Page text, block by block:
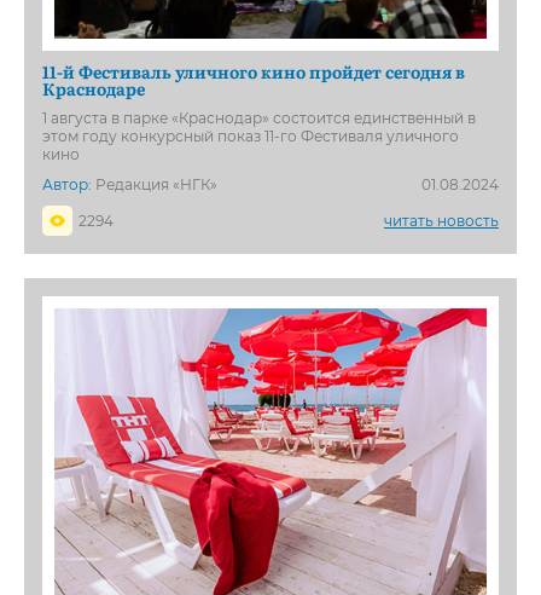
11-й Фестиваль уличного кино пройдет сегодня в
Краснодаре
1 августа в парке «Краснодар» состоится единственный в
этом году конкурсный показ 11-го Фестиваля уличного
кино
Автор: Редакция «НГК»
01.08.2024
2294
читать новость